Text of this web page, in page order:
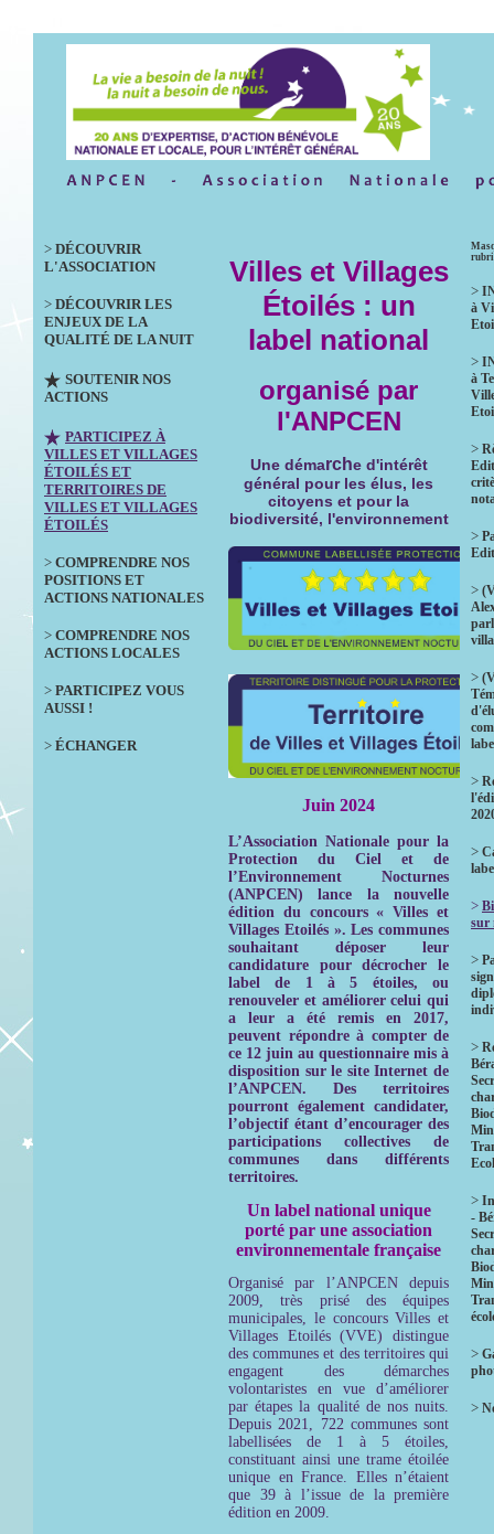
> DÉCOUVRIR
L'ASSOCIATION
> DÉCOUVRIR LES
ENJEUX DE LA
QUALITÉ DE LA NUIT
SOUTENIR NOS
ACTIONS
PARTICIPEZ À
VILLES ET VILLAGES
ÉTOILÉS ET
TERRITOIRES DE
VILLES ET VILLAGES
ÉTOILÉS
> COMPRENDRE NOS
POSITIONS ET
ACTIONS NATIONALES
> COMPRENDRE NOS
ACTIONS LOCALES
> PARTICIPEZ VOUS
AUSSI !
> ÉCHANGER
Villes et Villages
Étoilés : un
label national
organisé par
l'ANPCEN
Une démarche d'intérêt
général pour les élus, les
citoyens et pour la
biodiversité, l'environnement
Juin 2024
L’Association Nationale pour la
Protection du Ciel et de
l’Environnement Nocturnes
(ANPCEN) lance la nouvelle
édition du concours « Villes et
Villages Etoilés ». Les communes
souhaitant déposer leur
candidature pour décrocher le
label de 1 à 5 étoiles, ou
renouveler et améliorer celui qui
a leur a été remis en 2017,
peuvent répondre à compter de
ce 12 juin au questionnaire mis à
disposition sur le site Internet de
l’ANPCEN. Des territoires
pourront également candidater,
l’objectif étant d’encourager des
participations collectives de
communes dans différents
territoires.
Un label national unique
porté par une association
environnementale française
Organisé par l’ANPCEN depuis
2009, très prisé des équipes
municipales, le concours Villes et
Villages Etoilés (VVE) distingue
des communes et des territoires qui
engagent des démarches
volontaristes en vue d’améliorer
par étapes la qualité de nos nuits.
Depuis 2021, 722 communes sont
labellisées de 1 à 5 étoiles,
constituant ainsi une trame étoilée
unique en France. Elles n’étaient
que 39 à l’issue de la première
édition en 2009.
>
à
>
à
>
>
>
>
>
>
>
sur
>
>
>
-
>
>